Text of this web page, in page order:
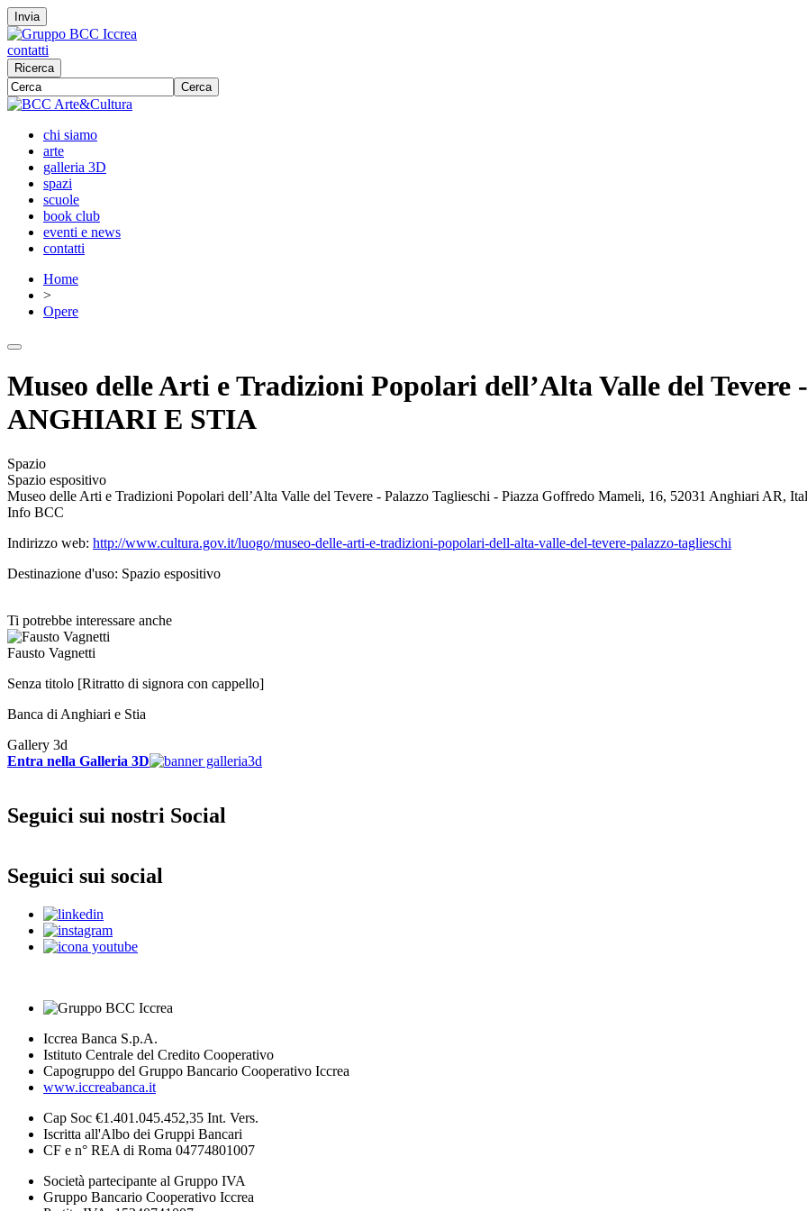
Invia
contatti
Ricerca
Cerca
chi siamo
arte
galleria 3D
spazi
scuole
book club
eventi e news
contatti
Home
>
Opere
Museo delle Arti e Tradizioni Popolari dell’Alta Valle del Tevere
ANGHIARI E STIA
Spazio
Spazio espositivo
Museo delle Arti e Tradizioni Popolari dell’Alta Valle del Tevere - Palazzo Taglieschi - Piazza Goffredo Mameli, 16, 52031 Anghiari AR,
Info BCC
Indirizzo web: http://www.cultura.gov.it/luogo/museo-delle-arti-e-tradizioni-popolari-dell-alta-valle-del-tevere-palazzo-taglieschi
Destinazione d'uso: Spazio espositivo
Ti potrebbe interessare anche
Fausto Vagnetti
Senza titolo [Ritratto di signora con cappello]
Banca di Anghiari e Stia
Gallery 3d
Entra nella Galleria 3D
Seguici sui nostri Social
Seguici sui social
Iccrea Banca S.p.A.
Istituto Centrale del Credito Cooperativo
Capogruppo del Gruppo Bancario Cooperativo Iccrea
www.iccreabanca.it
Cap Soc €1.401.045.452,35 Int. Vers.
Iscritta all'Albo dei Gruppi Bancari
CF e n° REA di Roma 04774801007
Società partecipante al Gruppo IVA
Gruppo Bancario Cooperativo Iccrea